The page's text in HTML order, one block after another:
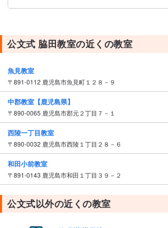
公文式 脇田教室の近くの教室
魚見教室
〒891-0112 鹿児島市魚見町１２８－９
中郡教室【鹿児島県】
〒890-0065 鹿児島市郡元２丁目７－１
西陵一丁目教室
〒890-0032 鹿児島市西陵１丁目２８－６
和田小前教室
〒891-0143 鹿児島市和田１丁目３９－２
公文式以外の近くの教室